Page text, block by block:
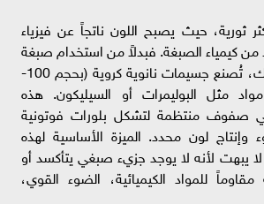
ثورية، حيث يصبح اللون ناتجاً عن فيزياء
من كيمياء الصبغة. فبدلاً من استخدام صبغة
تمتص الضوء وتتفكك، تُصنع جسيمات نانوية كروية (بحجم 100-
مواد مثل البوليمرات أو السيليكون. هذه
صفوف منتظمة لتشكل بلورات فوتونية
لون محدد. الميزة الأساسية لهذه
لا يبهت لأنه لا يوجد جزيء صبغي يتأكسد أو
للمواد الكيميائية، الضوء القوي،